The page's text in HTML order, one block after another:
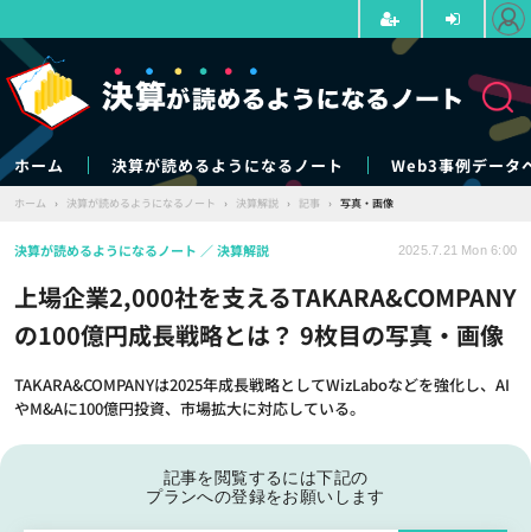
ホーム 決算が読めるようになるノート Web3事例データ
ホーム › 決算が読めるようになるノート › 決算解説 › 記事 › 写真・画像
上場企業2,000社を支えるTAKARA&COMPANY
の100億円成長戦略とは？ 9枚目の写真・画像
TAKARA&COMPANYは2025年成長戦略としてWizLaboなどを強化し、AI
やM&Aに100億円投資、市場拡大に対応している。
決算が読めるようになるノート 決算解説 2025.7.21 Mon 6:00
記事を閲覧するには下記の
プランへの登録をお願いします